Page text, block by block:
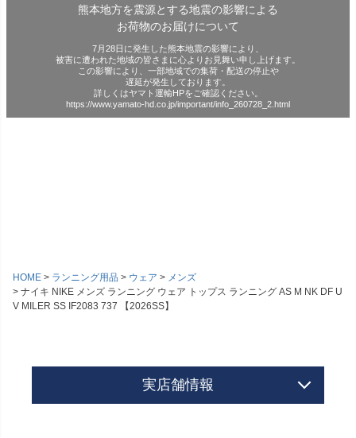
熊本地方を震源とする地震の影響による
お荷物のお届けについて
7月28日に発生した熊本地震の影響により、
被害に遭われた地域の皆さまに心よりお見舞い申し上げます。
この影響により、一部地域での集荷・配送の停止や
遅延が発生しております。
詳しくはヤマト運輸HPをご確認ください。
https://www.yamato-hd.co.jp/important/info_260728_2.html
HOME ランニング用品 ウェア
メンズ
ナイキ NIKE メンズ ランニング ウェア トップス ランニング AS M NK DF U
V MILER SS IF2083 737 【2026SS】
実店舗情報